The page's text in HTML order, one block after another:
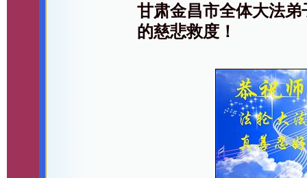
甘肃金昌市全体大法
的慈悲救度！